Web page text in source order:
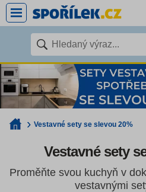
Vestavné sety se slevou 20%
Vestavné sety
Proměňte svou kuchyň v
vestavnými